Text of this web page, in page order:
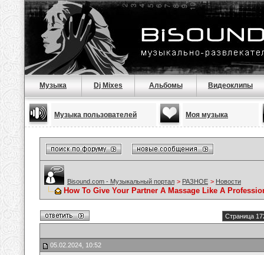
Музыка Dj Mixes Альбомы Видеоклипы
Музыка пользователей Моя музыка
Bisound.com - Музыкальный портал > РАЗНОЕ > Новости
How To Give Your Partner A Massage Like A
Страница
05.02.2024, 10:52